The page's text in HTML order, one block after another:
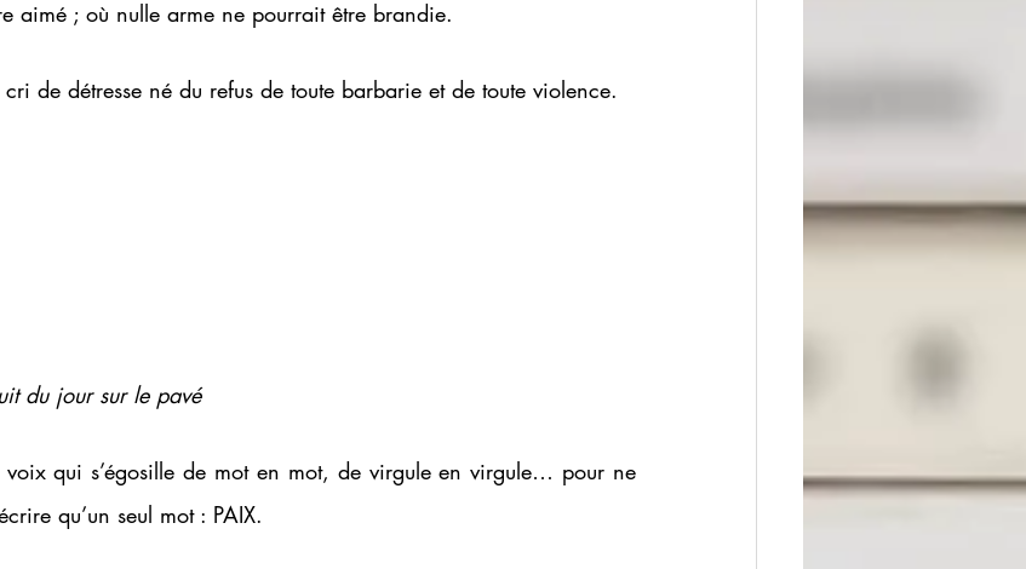
aimé ; où nulle arme ne pourrait être brandie.
cri de détresse né du refus de toute barbarie et de toute violence.
du jour sur le pavé
voix qui s’égosille de mot en mot, de virgule en virgule… pour ne
qu’un seul mot : PAIX.